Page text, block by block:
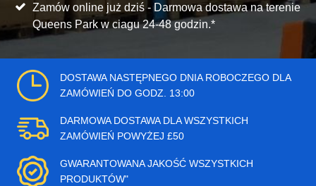
Zamów online już dziś - Darmowa dostawa na terenie
Queens Park w ciagu 24-48 godzin.*
DOSTAWA NASTĘPNEGO DNIA ROBOCZEGO DLA
ZAMÓWIEŃ DO GODZ. 13:00
DARMOWA DOSTAWA DLA WSZYSTKICH
ZAMÓWIEŃ POWYŻEJ £50
GWARANTOWANA JAKOŚĆ WSZYSTKICH
PRODUKTÓW"